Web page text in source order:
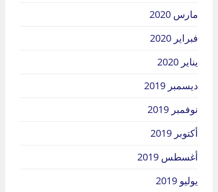
مارس 2020
فبراير 2020
يناير 2020
ديسمبر 2019
نوفمبر 2019
أكتوبر 2019
أغسطس 2019
يوليو 2019